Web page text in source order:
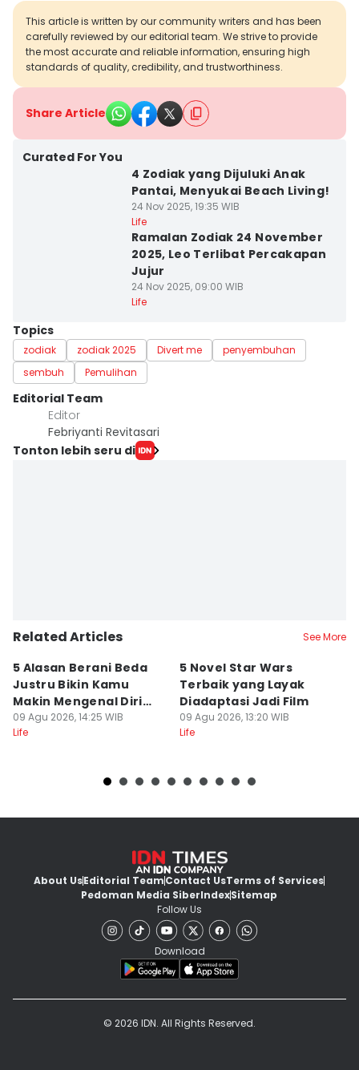
This article is written by our community writers and has been
carefully reviewed by our editorial team. We strive to provide
the most accurate and reliable information, ensuring high
standards of quality, credibility, and trustworthiness.
Share Article
Curated For You
4 Zodiak yang Dijuluki Anak
Pantai, Menyukai Beach Living!
24 Nov 2025, 19:35 WIB
Life
Ramalan Zodiak 24 November
2025, Leo Terlibat Percakapan
Jujur
24 Nov 2025, 09:00 WIB
Life
Topics
zodiak zodiak 2025 Divert me
penyembuhan
sembuh
Pemulihan
Editorial Team
Editor
Febriyanti Revitasari
Tonton lebih seru di
Related Articles See More
5 Alasan Berani Beda
Justru Bikin Kamu
Makin Mengenal Diri
Sendiri
09 Agu 2026, 14:25 WIB
Life
5 Novel Star Wars
Terbaik yang Layak
Diadaptasi Jadi Film
09 Agu 2026, 13:20 WIB
Life
About UsEditorial TeamContact UsTerms of Services
Pedoman Media SiberIndexSitemap
Follow Us
Download
© 2026 IDN. All Rights Reserved.